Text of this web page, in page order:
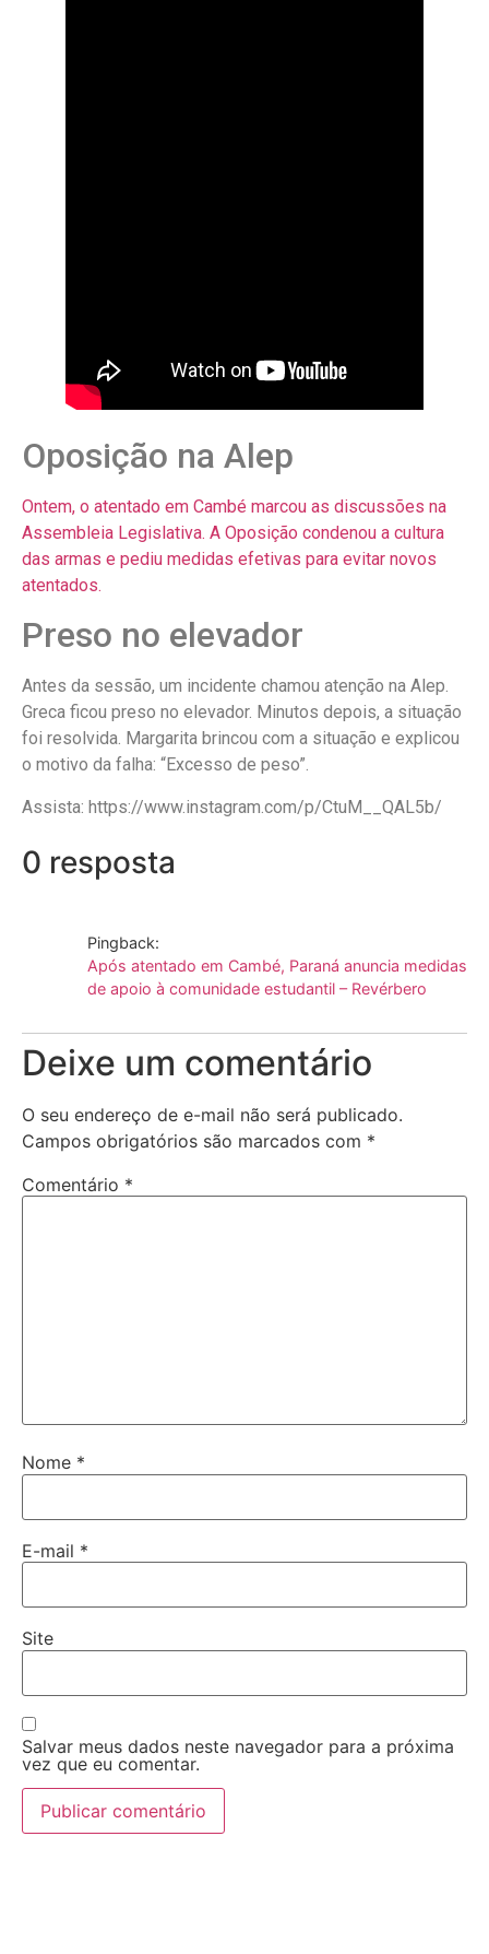
Oposição na Alep
Ontem, o atentado em Cambé marcou as discussões na
Assembleia Legislativa. A Oposição condenou a cultura
das armas e pediu medidas efetivas para evitar novos
atentados.
Preso no elevador
Antes da sessão, um incidente chamou atenção na Alep.
Greca ficou preso no elevador. Minutos depois, a situação
foi resolvida. Margarita brincou com a situação e explicou
o motivo da falha: “Excesso de peso”.
Assista: https://www.instagram.com/p/CtuM__QAL5b/
0 resposta
Pingback:
Após atentado em Cambé, Paraná anuncia medidas
de apoio à comunidade estudantil – Revérbero
Deixe um comentário
O seu endereço de e-mail não será publicado.
Campos obrigatórios são marcados com *
Comentário *
Nome *
E-mail *
Site
Salvar meus dados neste navegador para a próxima
vez que eu comentar.